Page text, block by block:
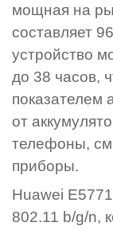
мощная на
составляет
устройство
до 38 часов,
показателем
от
телефоны,
приборы.
Huawei
802.11 b/g/n,